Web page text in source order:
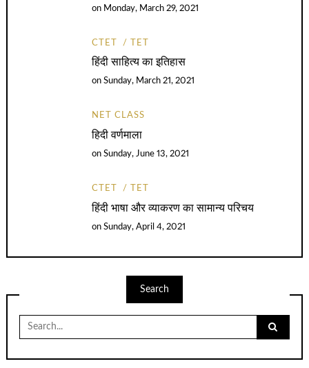
on Monday, March 29, 2021
CTET TET
हिंदी साहित्य का इतिहास
onSunday, March 21, 2021
NET CLASS
हिदी वर्णमाला
onSunday, June 13, 2021
CTET TET
हिंदी भाषा और व्याकरण का सामान्य परिचय
onSunday, April 4, 2021
Search
Search
for: